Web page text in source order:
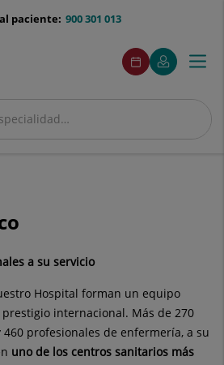
900 301 013
paciente:
menuAcceso
Pedir
cita
Este
enlace
se
en
Mi
Quirónsalud
Este
enlace
se
en
ventana
Menú
a su servicio
Hospital forman un equipo
internacional. Más de 270
profesionales de enfermería, a su
uno de los centros sanitarios más